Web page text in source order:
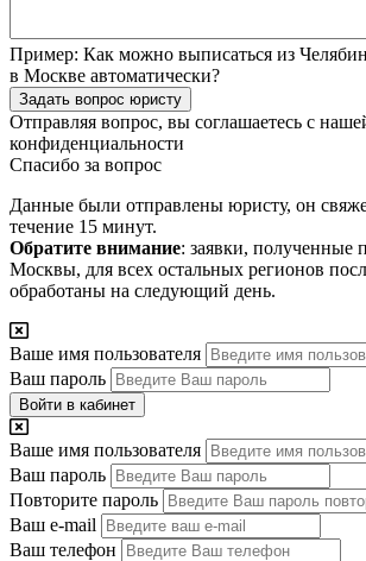
Пример: Как можно выписаться из
в Москве автоматически?
Задать вопрос юристу
Отправляя вопрос, вы соглашаетесь с
конфиденциальности
Спасибо за вопрос
Данные были отправлены юристу, он
течение 15 минут.
Обратите внимание: заявки, полученные
Москвы, для всех остальных регионов
обработаны на следующий день.
Ваше имя пользователя
Ваш пароль
Войти в кабинет
Ваше имя пользователя
Ваш пароль
Повторите пароль
Ваш e-mail
Ваш телефон